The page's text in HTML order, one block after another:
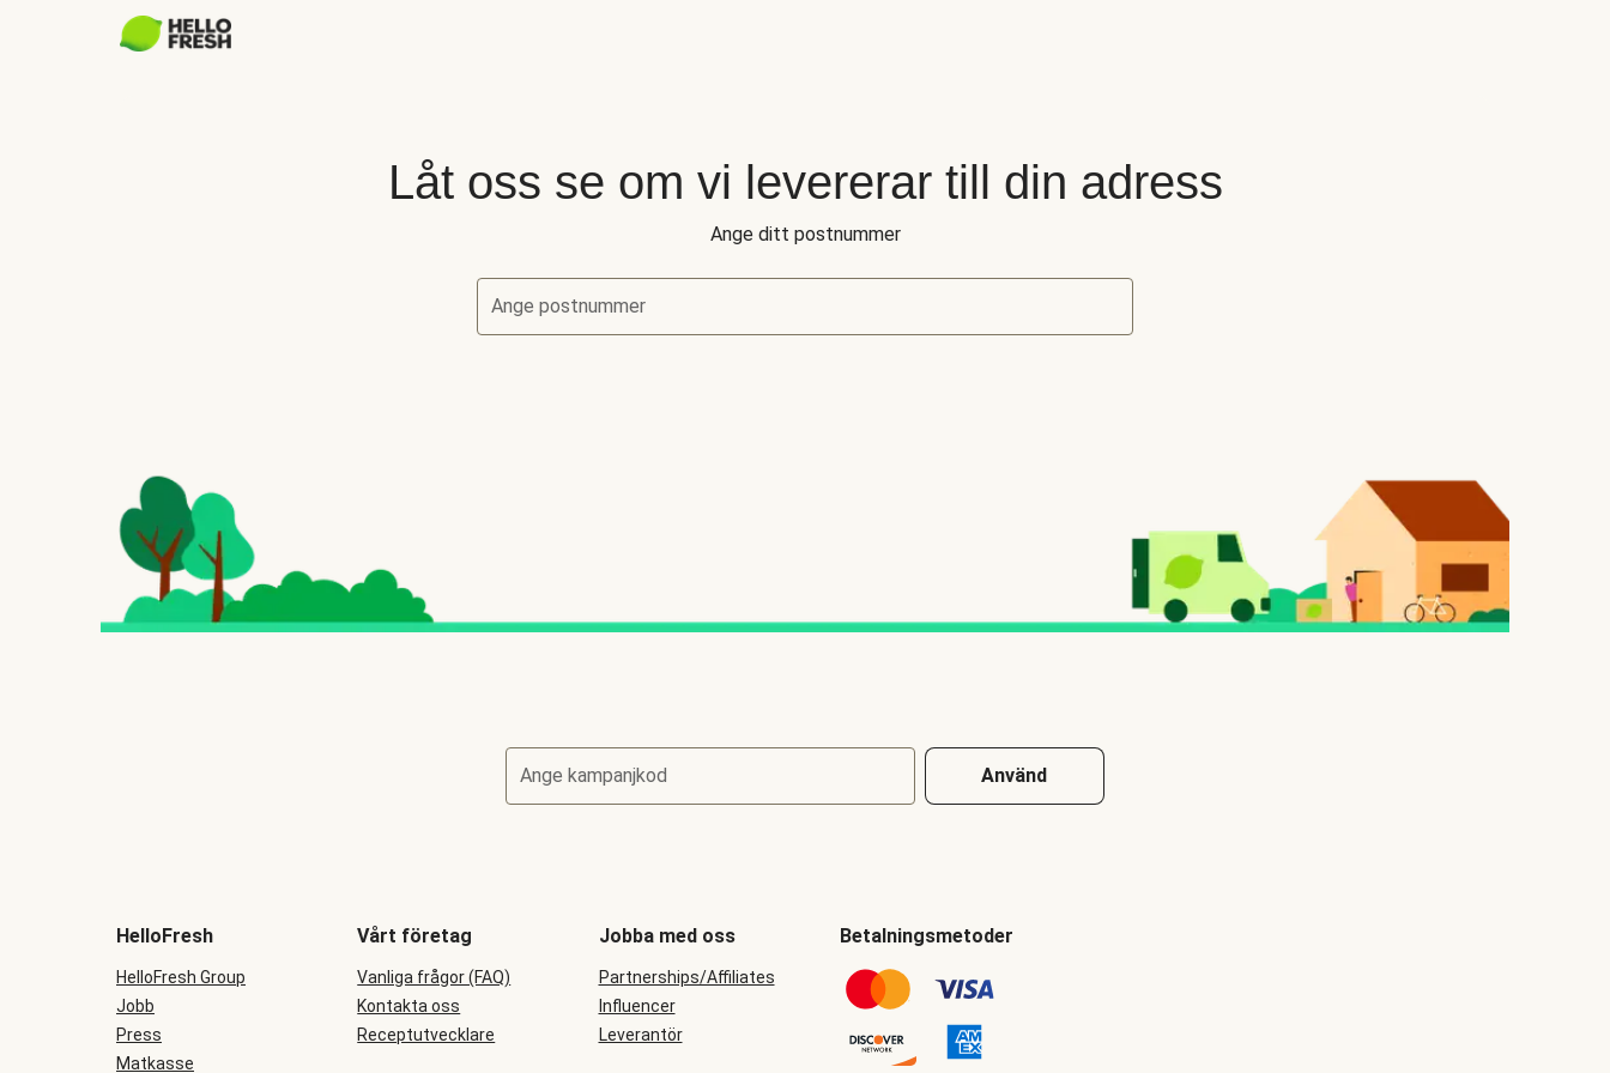
Låt oss se om vi levererar till din adress
Ange ditt postnummer
Ange postnummer
Ange kampanjkod Använd
HelloFresh
HelloFresh Group
Jobb
Press
Matkasse
Vårt företag
Vanliga frågor (FAQ)
Kontakta oss
Receptutvecklare
Jobba med oss
Partnerships/Affiliates
Influencer
Leverantör
Betalningsmetoder